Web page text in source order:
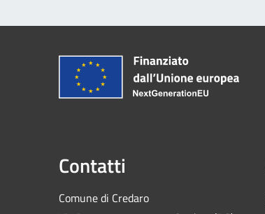
Contatti
Comune di Credaro